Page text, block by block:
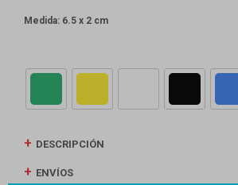
Medida: 6.5 x 2 cm
DESCRIPCIÓN
ENVÍOS